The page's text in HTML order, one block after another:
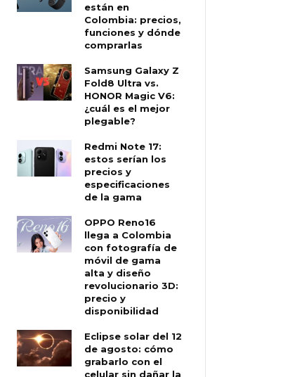
están en
Colombia: precios,
funciones y dónde
comprarlas
Samsung Galaxy Z
Fold8 Ultra vs.
HONOR Magic V6:
¿cuál es el mejor
plegable?
Redmi Note 17:
estos serían los
precios y
especificaciones
de la gama
OPPO Reno16
llega a Colombia
con fotografía de
móvil de gama
alta y diseño
revolucionario 3D:
precio y
disponibilidad
Eclipse solar del 12
de agosto: cómo
grabarlo con el
celular sin dañar la